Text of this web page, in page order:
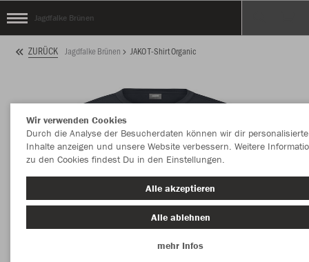
Jagdfalke Brünen
ZURÜCK Jagdfalke Brünen JAKO T-Shirt Organic
Wir verwenden Cookies
Durch die Analyse der Besucherdaten können wir dir personalisierte
Inhalte anzeigen und unsere Website verbessern. Weitere
zu den Cookies findest Du in den Einstellungen.
Alle akzeptieren
Alle ablehnen
mehr Infos